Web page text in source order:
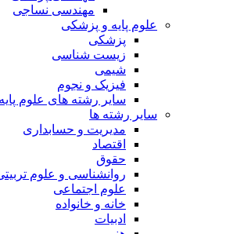
مهندسی نساجی
علوم پایه و پزشکی
پزشکی
زیست شناسی
شیمی
فیزیک و نجوم
سایر رشته های علوم پایه
سایر رشته ها
مدیریت و حسابداری
اقتصاد
حقوق
روانشناسی و علوم تربیتی
علوم اجتماعی
خانه و خانواده
ادبیات